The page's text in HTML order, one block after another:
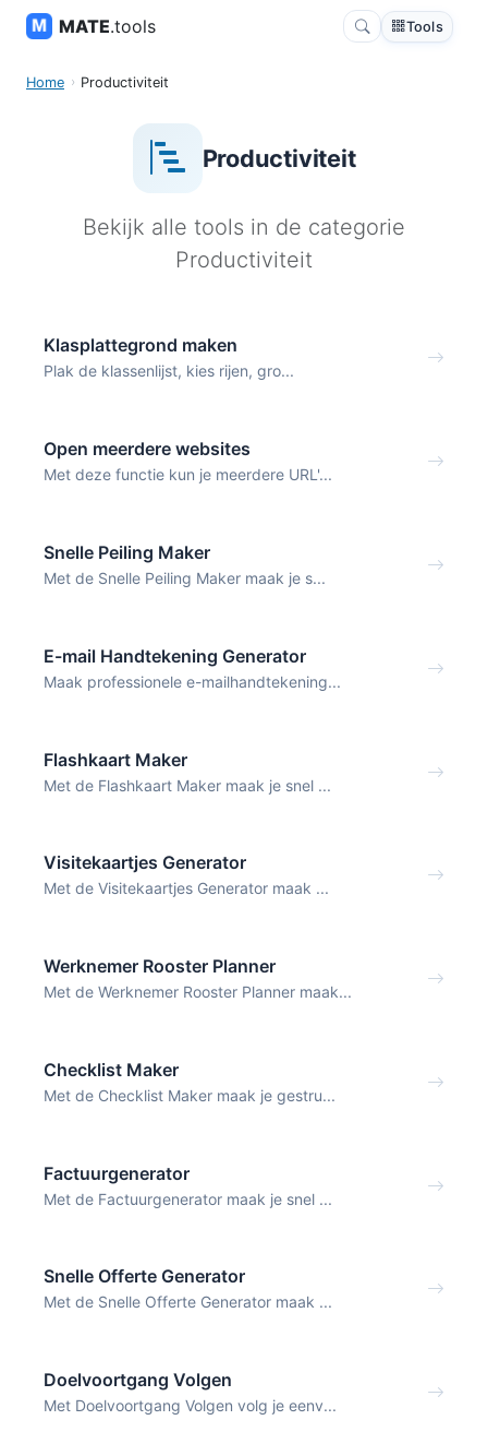
MATE.tools Tools
Home Productiviteit
Productiviteit
Bekijk alle tools in de categorie
Productiviteit
Klasplattegrond maken
Plak de klassenlijst, kies rijen, gro...
Open meerdere websites
Met deze functie kun je meerdere URL'...
Snelle Peiling Maker
Met de Snelle Peiling Maker maak je s...
E-mail Handtekening Generator
Maak professionele e-mailhandtekening...
Flashkaart Maker
Met de Flashkaart Maker maak je snel ...
Visitekaartjes Generator
Met de Visitekaartjes Generator maak ...
Werknemer Rooster Planner
Met de Werknemer Rooster Planner maak...
Checklist Maker
Met de Checklist Maker maak je gestru...
Factuurgenerator
Met de Factuurgenerator maak je snel ...
Snelle Offerte Generator
Met de Snelle Offerte Generator maak ...
Doelvoortgang Volgen
Met Doelvoortgang Volgen volg je eenv...